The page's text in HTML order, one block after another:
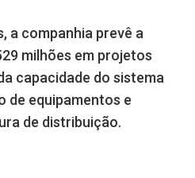
a companhia prevê a
milhões em projetos
capacidade do sistema
de equipamentos e
de distribuição.